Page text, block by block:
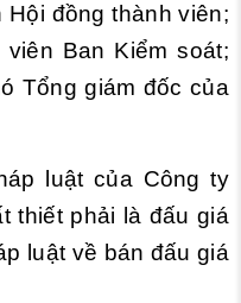
đồng thành viên;
Ban Kiểm soát;
Tổng giám đốc của
luật của Công ty
thiết phải là đấu giá
luật về bán đấu giá